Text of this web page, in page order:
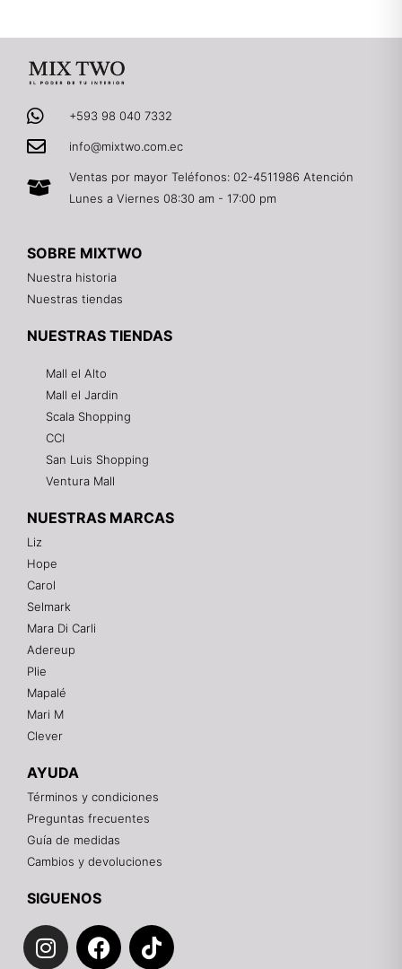
+593 98 040 7332
info@mixtwo.com.ec
Ventas por mayor Teléfonos: 02-4511986 Atención
Lunes a Viernes 08:30 am - 17:00 pm
SOBRE MIXTWO
Nuestra historia
Nuestras tiendas
NUESTRAS TIENDAS
Mall el Alto
Mall el Jardin
Scala Shopping
CCI
San Luis Shopping
Ventura Mall
NUESTRAS MARCAS
Liz
Hope
Carol
Selmark
Mara Di Carli
Adereup
Plie
Mapalé
Mari M
Clever
AYUDA
Términos y condiciones
Preguntas frecuentes
Guía de medidas
Cambios y devoluciones
SIGUENOS
I
n
F
a
T
i
¡Hola! 👋
Gracias por visitarnos. Te asesoramos
personalmente con tu compra: tallas, envíos y
pagos.
Recuerda: 10% de descuento en tu primera compra
Contáctanos por el canal que prefieras 💕
WhatsApp
Instagram
Teléfono